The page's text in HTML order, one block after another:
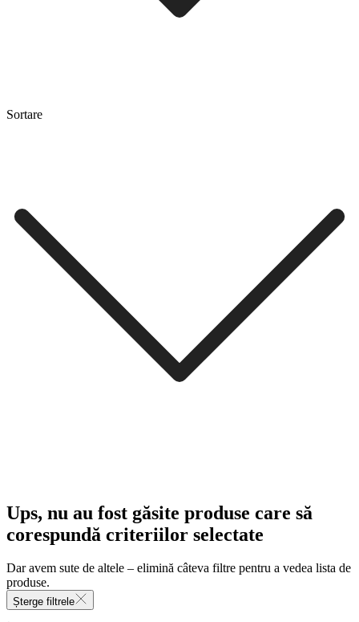
Sortare
Ups, nu au fost găsite produse care să
corespundă criteriilor selectate
Dar avem sute de altele – elimină câteva filtre pentru a vedea lista de
produse.
Șterge filtrele